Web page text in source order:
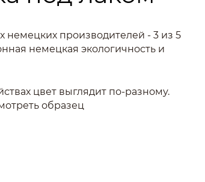
немецких производителей - 3 из 5
немецкая экологичность и
цвет выглядит по-разному.
образец